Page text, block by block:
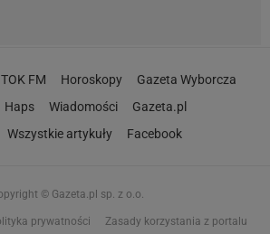
TOK FM Horoskopy
Gazeta Wyborcza
Haps Wiadomości
Gazeta.pl
Wszystkie artykuły Facebook
© Gazeta.pl sp. z o.o.
prywatności Zasady korzystania z portalu